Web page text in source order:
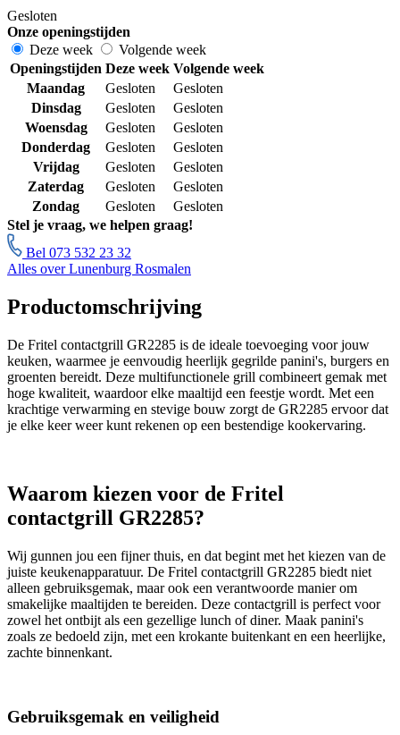
Gesloten
Onze openingstijden
Deze week
Volgende week
Openingstijden Deze week Volgende week
Maandag
Gesloten
Gesloten
Dinsdag
Gesloten
Gesloten
Woensdag
Gesloten
Gesloten
Donderdag
Gesloten
Gesloten
Vrijdag
Gesloten
Gesloten
Zaterdag
Gesloten
Gesloten
Zondag
Gesloten
Gesloten
Stel je vraag, we helpen graag!
Bel 073 532 23 32
Alles over Lunenburg Rosmalen
Productomschrijving
De Fritel contactgrill GR2285 is de ideale toevoeging voor jouw
keuken, waarmee je eenvoudig heerlijk gegrilde panini's, burgers en
groenten bereidt. Deze multifunctionele grill combineert gemak met
hoge kwaliteit, waardoor elke maaltijd een feestje wordt. Met een
krachtige verwarming en stevige bouw zorgt de GR2285 ervoor dat
je elke keer weer kunt rekenen op een bestendige kookervaring.
Waarom kiezen voor de Fritel
contactgrill GR2285?
Wij gunnen jou een fijner thuis, en dat begint met het kiezen van de
juiste keukenapparatuur. De Fritel contactgrill GR2285 biedt niet
alleen gebruiksgemak, maar ook een verantwoorde manier om
smakelijke maaltijden te bereiden. Deze contactgrill is perfect voor
zowel het ontbijt als een gezellige lunch of diner. Maak panini's
zoals ze bedoeld zijn, met een krokante buitenkant en een heerlijke,
zachte binnenkant.
Gebruiksgemak en veiligheid